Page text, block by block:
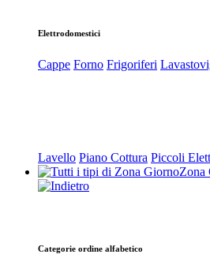
Elettrodomestici
Cappe Forno Frigoriferi
Lavello Piano Cottura Piccoli
Zona
Categorie ordine alfabetico